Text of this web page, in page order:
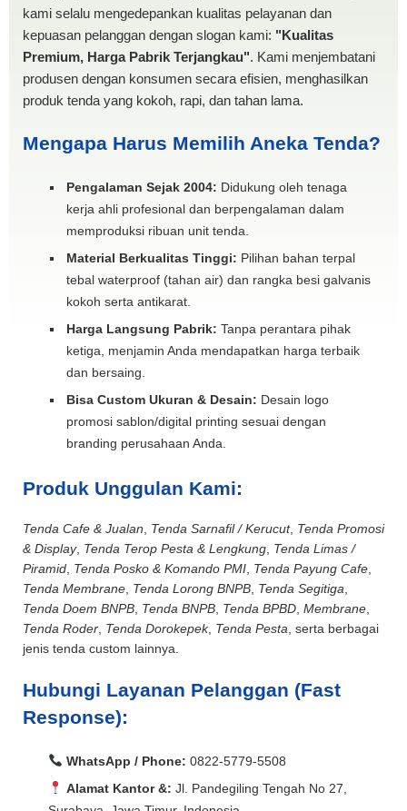
kami selalu mengedepankan kualitas pelayanan dan
kepuasan pelanggan dengan slogan kami: "Kualitas
Premium, Harga Pabrik Terjangkau". Kami menjembatani
produsen dengan konsumen secara efisien, menghasilkan
produk tenda yang kokoh, rapi, dan tahan lama.
Mengapa Harus Memilih Aneka Tenda?
Pengalaman Sejak 2004: Didukung oleh tenaga
kerja ahli profesional dan berpengalaman dalam
memproduksi ribuan unit tenda.
Material Berkualitas Tinggi: Pilihan bahan terpal
tebal waterproof (tahan air) dan rangka besi galvanis
kokoh serta antikarat.
Harga Langsung Pabrik: Tanpa perantara pihak
ketiga, menjamin Anda mendapatkan harga terbaik
dan bersaing.
Bisa Custom Ukuran & Desain: Desain logo
promosi sablon/digital printing sesuai dengan
branding perusahaan Anda.
Produk Unggulan Kami:
Tenda Cafe & Jualan Tenda Sarnafil / Kerucut, Tenda Promosi
& Display, Tenda Terop Pesta & Lengkung Tenda Limas /
Piramid Tenda Posko & Komando PMI Tenda Payung Cafe
Tenda Membrane Tenda Lorong BNPB Tenda Segitiga
Tenda Doem BNPB Tenda BNPB Tenda BPBD Membrane
Tenda Roder Tenda Dorokepek, Tenda Pesta , serta berbagai
jenis tenda custom lainnya.
Hubungi Layanan Pelanggan (Fast
Response):
WhatsApp / Phone: 0822-5779-5508
Alamat Kantor &: Jl. Pandegiling Tengah No 27,